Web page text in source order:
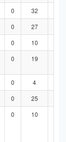
0 32
0 27
0 10
0 19
0 4
0 25
0 10